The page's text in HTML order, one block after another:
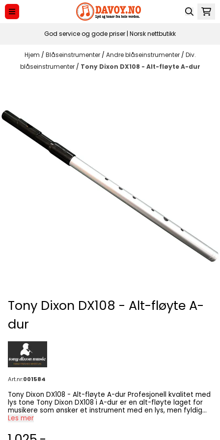
Hopp til innhold
God service og gode priser | Norsk nettbutikk
Hjem / Blåseinstrumenter / Andre blåseinstrumenter / Div.
blåseinstrumenter / Tony Dixon DX108 - Alt-fløyte A-dur
Tony Dixon DX108 - Alt-fløyte A-
dur
Art.nr:001584
Tony Dixon DX108 - Alt-fløyte A-dur Profesjonell kvalitet med
lys tone Tony Dixon DX108 i A-dur er en alt-fløyte laget for
musikere som ønsker et instrument med en lys, men fyldig
tone, ideell for både solospill og ensembleopplevelser. Den
konstruksjon, samtidig som den bevarer en rik og balansert
Les mer